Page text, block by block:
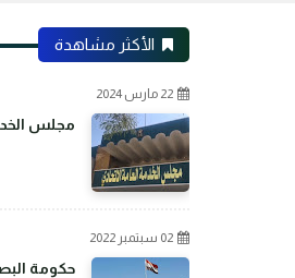
الأكثر مشاهدة
22 مارس 2024
مجلس
02 سبتمبر 2022
حكومة